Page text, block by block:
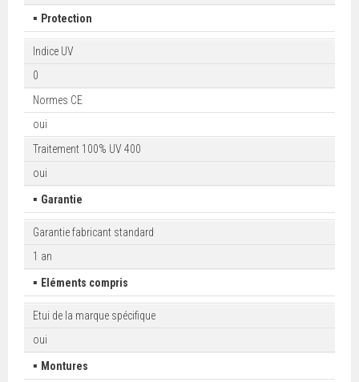
▪ Protection
Indice UV
0
Normes CE
oui
Traitement 100% UV 400
oui
▪ Garantie
Garantie fabricant standard
1 an
▪ Eléments compris
Etui de la marque spécifique
oui
▪ Montures